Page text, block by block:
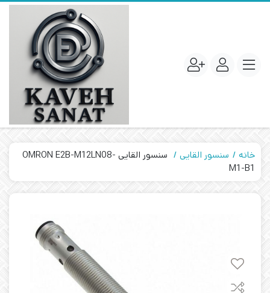
خانه سنسور القایی
سنسور القایی OMRON E2B-M12LN08-
M1-B1